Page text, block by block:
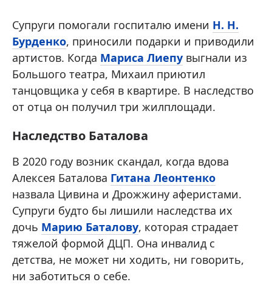
Супруги помогали госпиталю имени Н. Н.
Бурденко, приносили подарки и приводили
артистов. Когда Мариса Лиепу выгнали из
Большого театра, Михаил приютил
танцовщика у себя в квартире. В наследство
от отца он получил три жилплощади.
Наследство Баталова
В 2020 году возник скандал, когда вдова
Алексея Баталова Гитана Леонтенко
назвала Цивина и Дрожжину аферистами.
Супруги будто бы лишили наследства их
дочь Марию Баталову, которая страдает
тяжелой формой ДЦП. Она инвалид с
детства, не может ни ходить, ни говорить,
ни заботиться о себе.